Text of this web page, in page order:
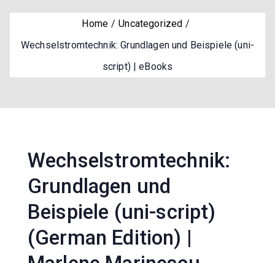
Home
Uncategorized
Wechselstromtechnik: Grundlagen und Beispiele (uni-
script) | eBooks
Wechselstromtechnik:
Grundlagen und
Beispiele (uni-script)
(German Edition) |